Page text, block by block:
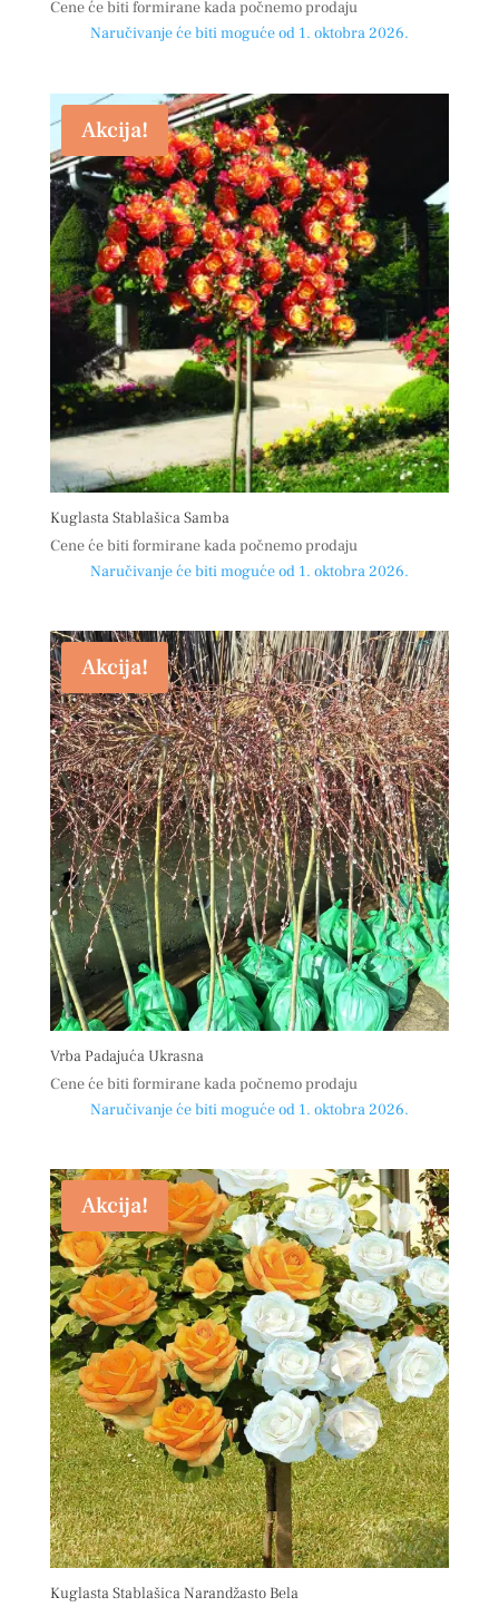
Cene će biti formirane kada počnemo prodaju
Naručivanje će biti moguće od 1. oktobra 2026.
Akcija!
Kuglasta Stablašica Samba
Cene će biti formirane kada počnemo prodaju
Naručivanje će biti moguće od 1. oktobra 2026.
Akcija!
Vrba Padajuća Ukrasna
Cene će biti formirane kada počnemo prodaju
Naručivanje će biti moguće od 1. oktobra 2026.
Akcija!
Kuglasta Stablašica Narandžasto Bela